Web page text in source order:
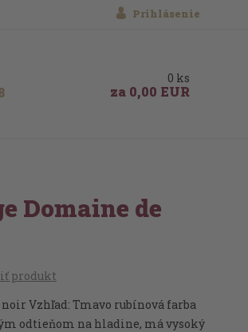
Prihlásenie
0 ks
za0,00 EUR
Domaine de
produkt
noir Vzhľad: Tmavo rubínová farba
odtieňom na hladine, má vysoký